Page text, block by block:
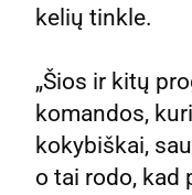
kelių tinkle.
„Šios ir kitų
komandos,
kokybiškai,
o tai rodo, kad